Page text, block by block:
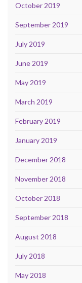
October 2019
September 2019
July 2019
June 2019
May 2019
March 2019
February 2019
January 2019
December 2018
November 2018
October 2018
September 2018
August 2018
July 2018
May 2018